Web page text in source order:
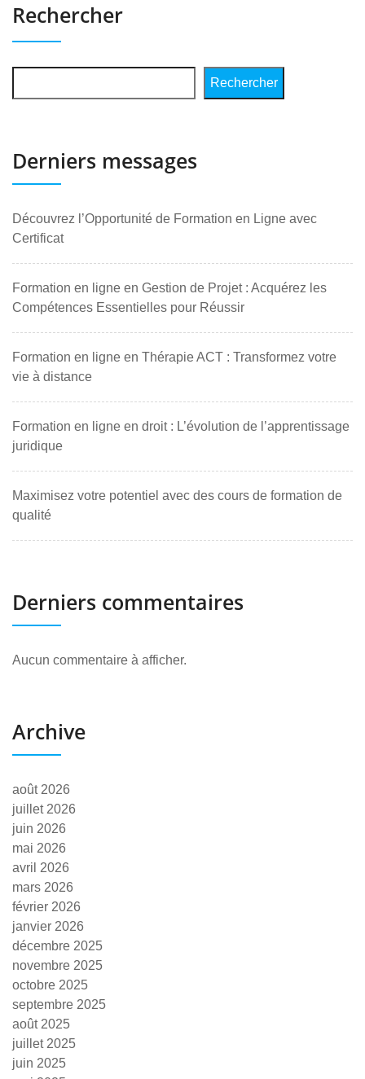
Rechercher
Rechercher
Derniers messages
Découvrez l’Opportunité de Formation en Ligne avec
Certificat
Formation en ligne en Gestion de Projet : Acquérez les
Compétences Essentielles pour Réussir
Formation en ligne en Thérapie ACT : Transformez votre
vie à distance
Formation en ligne en droit : L’évolution de l’apprentissage
juridique
Maximisez votre potentiel avec des cours de formation de
qualité
Derniers commentaires
Aucun commentaire à afficher.
Archive
août 2026
juillet 2026
juin 2026
mai 2026
avril 2026
mars 2026
février 2026
janvier 2026
décembre 2025
novembre 2025
octobre 2025
septembre 2025
août 2025
juillet 2025
juin 2025